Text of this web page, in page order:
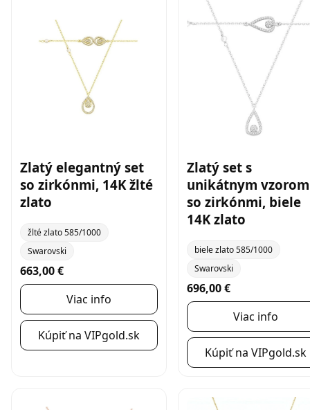
Zlatý elegantný set
so zirkónmi, 14K žlté
zlato
žlté zlato 585/1000
Swarovski
663,00 €
Viac info
Kúpiť na VIPgold.sk
Zlatý set s
unikátnym vzorom
so zirkónmi, biele
14K zlato
biele zlato 585/1000
Swarovski
696,00 €
Viac info
Kúpiť na VIPgold.sk